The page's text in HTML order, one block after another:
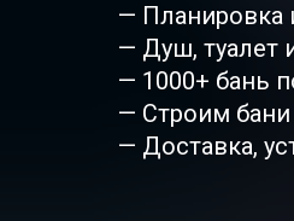
— Планировка
— Душ, туалет
— 1000+ бань
— Строим бани
— Доставка,